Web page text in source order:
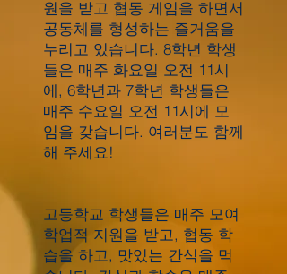
원을 받고 협동 게임을 하면서
공동체를 형성하는 즐거움을
누리고 있습니다. 8학년 학생
들은 매주 화요일 오전 11시
에, 6학년과 7학년 학생들은
매주 수요일 오전 11시에 모
임을 갖습니다. 여러분도 함께
해 주세요!
고등학교 학생들은 매주 모여
학업적 지원을 받고, 협동 학
습을 하고, 맛있는 간식을 먹